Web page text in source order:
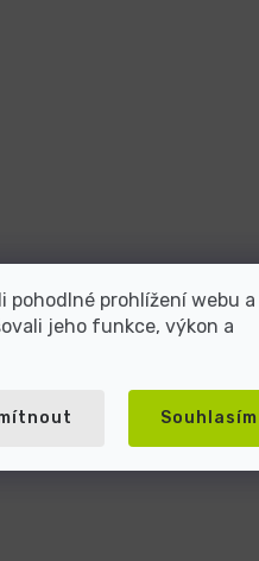
pohodlné prohlížení webu a
jeho funkce, výkon a
Souhlasím